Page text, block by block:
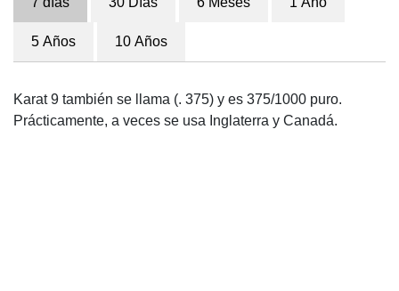
5 Años 10 Años
Karat 9 también se llama (. 375) y es 375/1000 puro.
Prácticamente, a veces se usa Inglaterra y Canadá.